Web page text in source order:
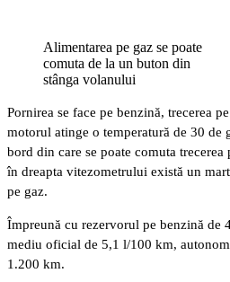
Alimentarea pe gaz se poate
comuta de la un buton din
stânga volanului
Pornirea se face pe benzină, trecerea
motorul atinge o temperatură de 30 de
bord din care se poate comuta trecerea
în dreapta vitezometrului există un
pe gaz.
Împreună cu rezervorul pe benzină de
mediu oficial de 5,1 l/100 km,
1.200 km.